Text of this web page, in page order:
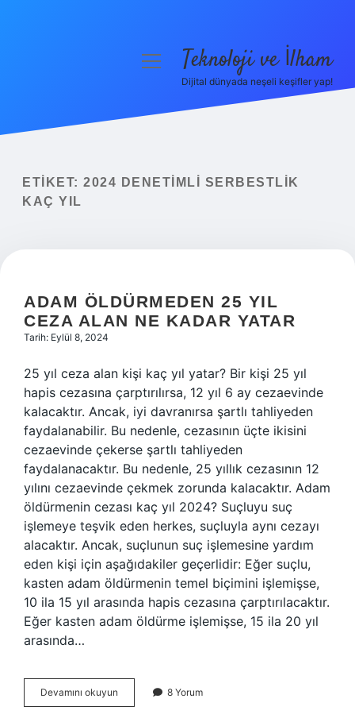
Yasal Uyarı
menüyüTeknoloji ve İlham
Dijital dünyada neşeli keşifler yap!
ETIKET: 2024 DENETIMLI SERBESTLIK
KAÇ YIL
ADAM ÖLDÜRMEDEN 25 YIL
CEZA ALAN NE KADAR YATAR
Tarih: Eylül 8, 2024
25 yıl ceza alan kişi kaç yıl yatar? Bir kişi 25 yıl
hapis cezasına çarptırılırsa, 12 yıl 6 ay cezaevinde
kalacaktır. Ancak, iyi davranırsa şartlı tahliyeden
faydalanabilir. Bu nedenle, cezasının üçte ikisini
cezaevinde çekerse şartlı tahliyeden
faydalanacaktır. Bu nedenle, 25 yıllık cezasının 12
yılını cezaevinde çekmek zorunda kalacaktır. Adam
öldürmenin cezası kaç yıl 2024? Suçluyu suç
işlemeye teşvik eden herkes, suçluyla aynı cezayı
alacaktır. Ancak, suçlunun suç işlemesine yardım
eden kişi için aşağıdakiler geçerlidir: Eğer suçlu,
kasten adam öldürmenin temel biçimini işlemişse,
10 ila 15 yıl arasında hapis cezasına çarptırılacaktır.
Eğer kasten adam öldürme işlemişse, 15 ila 20 yıl
arasında…
Devamını okuyun
Öldürmeden
8 Yorum